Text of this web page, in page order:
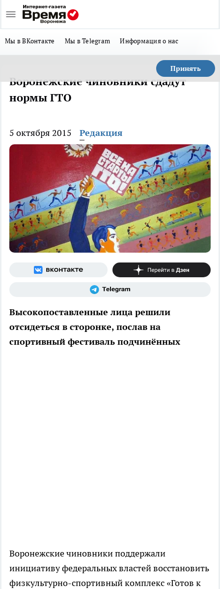
Мы в ВКонтакте Мы в Telegram Информация о нас
Принять
Воронежские чиновники сдадут
нормы ГТО
5 октября 2015 Редакция
Высокопоставленные лица решили
отсидеться в сторонке, послав на
спортивный фестиваль подчинённых
Воронежские чиновники поддержали
инициативу федеральных властей восстановить
физкультурно-спортивный комплекс «Готов к